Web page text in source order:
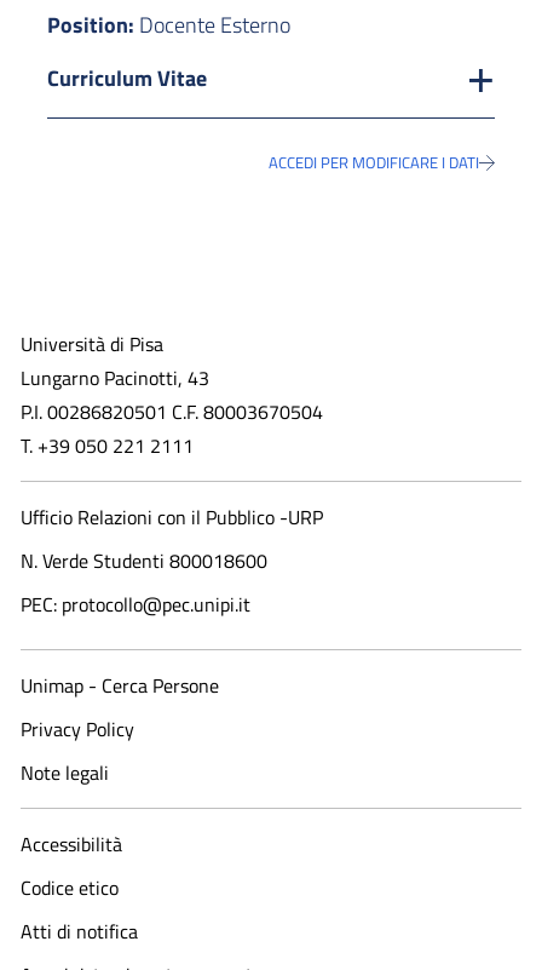
Position: Docente Esterno
Curriculum Vitae
ACCEDI PER MODIFICARE I DATI
Università di Pisa
Lungarno Pacinotti, 43
P.I. 00286820501 C.F. 80003670504
T. +39 050 221 2111
Ufficio Relazioni con il Pubblico -URP
N. Verde Studenti 800018600​
PEC: protocollo@pec.unipi.it
Unimap - Cerca Persone
Privacy Policy
Note legali
Accessibilità
Codice etico
Atti di notifica